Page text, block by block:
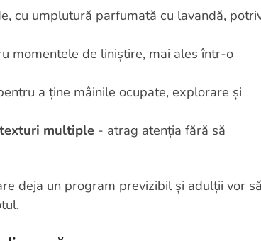
cu umplutură parfumată cu lavandă,
momentele de liniștire, mai ales într-o
a ține mâinile ocupate, explorare și
multiple - atrag atenția fără să
deja un program previzibil și adulții vor